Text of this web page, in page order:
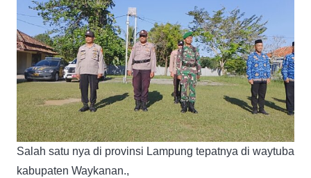
Salah satu nya di provinsi Lampung tepatnya di waytuba
kabupaten Waykanan.,